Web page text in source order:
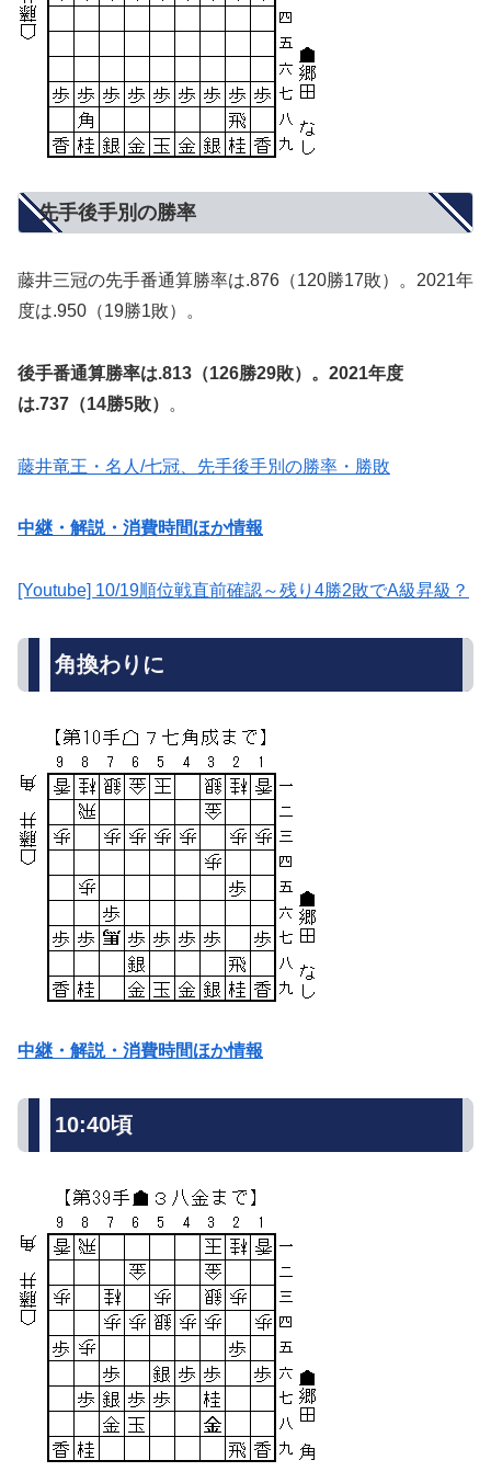
先手後手別の勝率
藤井三冠の先手番通算勝率は.876（120勝17敗）。2021年
度は.950（19勝1敗）。
後手番通算勝率は.813（126勝29敗）。2021年度
は.737（14勝5敗）
。
藤井竜王・名人/七冠、先手後手別の勝率・勝敗
中継・解説・消費時間ほか情報
[Youtube] 10/19順位戦直前確認～残り4勝2敗でA級昇級？
角換わりに
中継・解説・消費時間ほか情報
10:40頃